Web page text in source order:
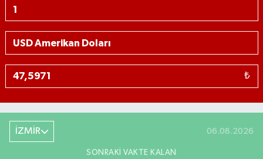
₺
İZMİR 06.08.2026
SONRAKI VAKTE KALAN